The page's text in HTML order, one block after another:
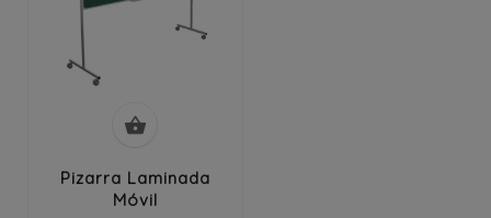

Pizarra Laminada
Móvil